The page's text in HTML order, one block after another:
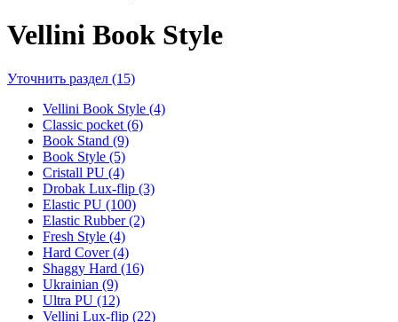
Vellini Book Style
Уточнить раздел (15)
Vellini Book Style (4)
Classic pocket (6)
Book Stand (9)
Book Style (5)
Cristall PU (4)
Drobak Lux-flip (3)
Elastic PU (100)
Elastic Rubber (2)
Fresh Style (4)
Hard Cover (4)
Shaggy Hard (16)
Ukrainian (9)
Ultra PU (12)
Vellini Lux-flip (22)